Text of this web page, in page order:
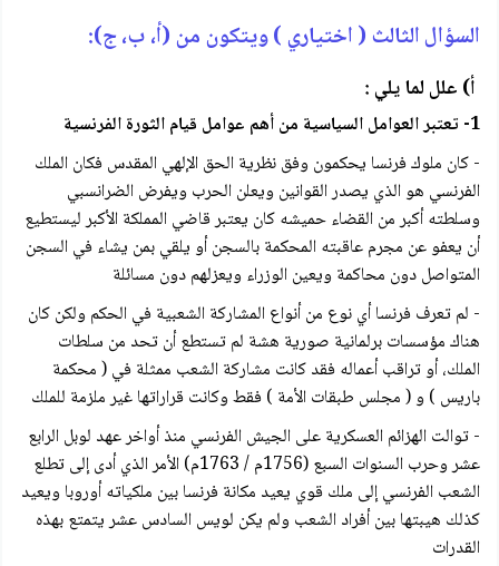
السؤال الثالث ( اختياري ) ويتكون من (أ، ب، ج):
أ) علل لما يلي :
1- تعتبر العوامل السياسية من أهم عوامل قيام الثورة الفرنسية
- كان ملوك فرنسا يحكمون وفق نظرية الحق الإلهي المقدس فكان الملك
الفرنسي هو الذي يصدر القوانين ويعلن الحرب ويفرض الضرانسبي
وسلطته أكبر من القضاء حميشه كان يعتبر قاضي المملكة الأكبر ليستطيع
أن يعفو عن مجرم عاقبته المحكمة بالسجن أو يلقي بمن يشاء في السجن
المتواصل دون محاكمة ويعين الوزراء ويعزلهم دون مسائلة
- لم تعرف فرنسا أي نوع من أنواع المشاركة الشعبية في الحكم ولكن كان
هناك مؤسسات برلمانية صورية هشة لم تستطع أن تحد من سلطات
الملك، أو تراقب أعماله فقد كانت مشاركة الشعب ممثلة في ( محكمة
باريس ) و ( مجلس طبقات الأمة ) فقط وكانت قراراتها غير ملزمة للملك
- توالت الهزائم العسكرية على الجيش الفرنسي منذ أواخر عهد لوبل الرابع
عشر وحرب السنوات السبع (1756م / 1763م) الأمر الذي أدى إلى تطلع
الشعب الفرنسي إلى ملك قوي يعيد مكانة فرنسا بين ملكياته أوروبا ويعيد
كذلك هيبتها بين أفراد الشعب ولم يكن لويس السادس عشر يتمتع بهذه
القدرات